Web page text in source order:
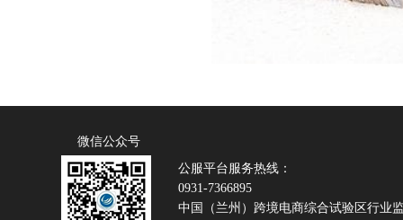
微信公众号
公服平台服务热线：
0931-7366895
中国（兰州）跨境电商综合试验区行业